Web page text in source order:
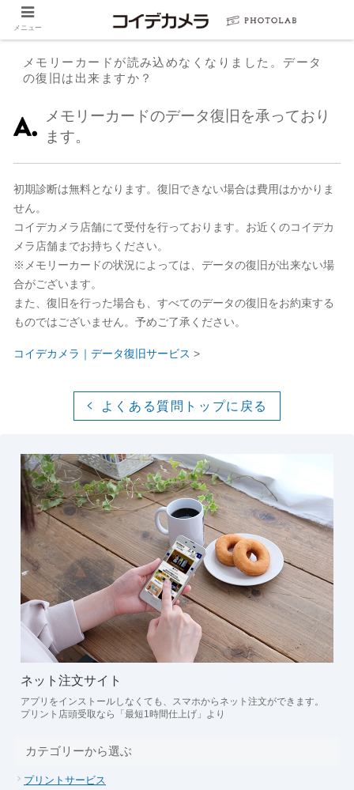
メモリーカードが読み込めなくなりました。データ
の復旧は出来ますか？
メモリーカードのデータ復旧を承っており
ます。
初期診断は無料となります。復旧できない場合は費用はかかりま
せん。
コイデカメラ店舗にて受付を行っております。お近くのコイデカ
メラ店舗までお持ちください。
※メモリーカードの状況によっては、データの復旧が出来ない場
合がございます。
また、復旧を行った場合も、すべてのデータの復旧をお約束する
ものではございません。予めご了承ください。
コイデカメラ｜データ復旧サービス >
よくある質問トップに戻る
ネット注文サイト
アプリをインストールしなくても、スマホからネット注文ができます。
プリント店頭受取なら「最短1時間仕上げ」より
カテゴリーから選ぶ
プリントサービス
メニュー